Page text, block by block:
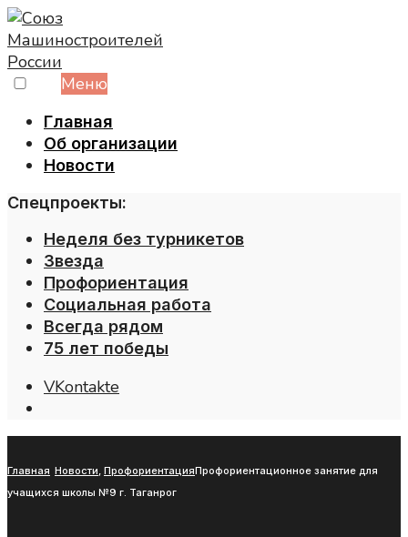
Skip
to
content
Меню
Главная
Об организации
Новости
Спецпроекты:
Неделя без турникетов
Звезда
Профориентация
Социальная работа
Всегда рядом
75 лет победы
VKontakte
Главная Новости, ПрофориентацияПрофориентационное занятие для
учащихся школы №9 г. Таганрог